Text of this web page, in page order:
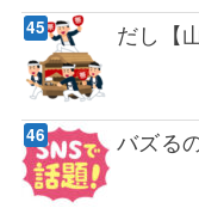
だし【
バズる